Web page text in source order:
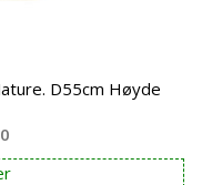
D55cm Høyde